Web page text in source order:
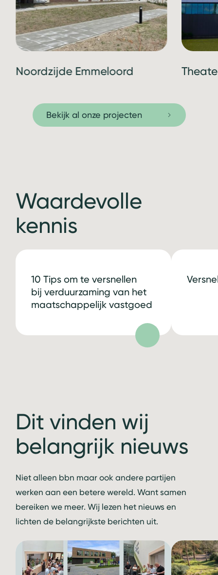
Noordzijde Emmeloord
Bekijk al onze projecten
Waardevolle
kennis
10 Tips om te versnellen
bij verduurzaming van het
maatschappelijk vastgoed
Dit vinden wij
belangrijk nieuws
Niet alleen bbn maar ook andere partijen
werken aan een betere wereld. Want samen
bereiken we meer. Wij lezen het nieuws en
lichten de belangrijkste berichten uit.